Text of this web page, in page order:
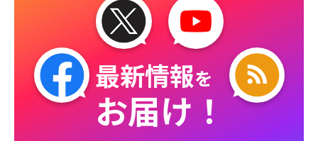
最新情報を
お届け！